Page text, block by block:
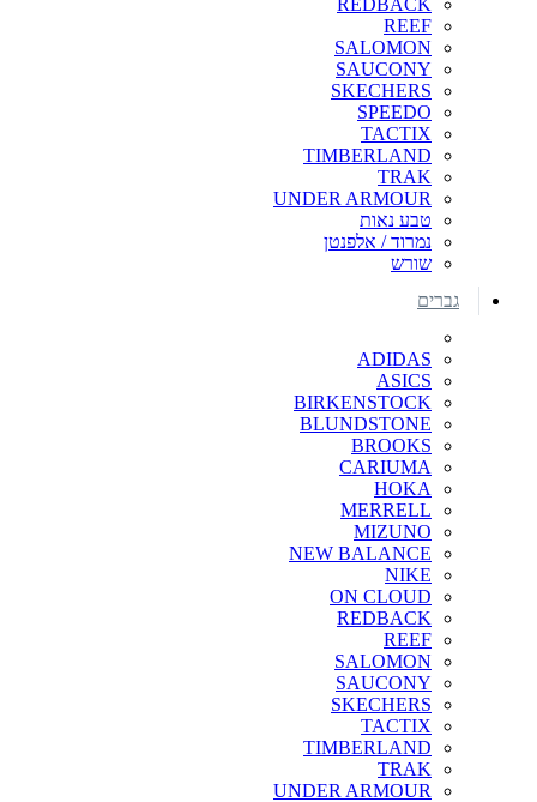
REEF
SALOMON
SAUCONY
SKECHERS
SPEEDO
TACTIX
TIMBERLAND
TRAK
UNDER ARMOUR
טבע נאות
נמרוד / אלפנטן
שורש
גברים
ADIDAS
ASICS
BIRKENSTOCK
BLUNDSTONE
BROOKS
CARIUMA
HOKA
MERRELL
MIZUNO
NEW BALANCE
NIKE
ON CLOUD
REDBACK
REEF
SALOMON
SAUCONY
SKECHERS
TACTIX
TIMBERLAND
TRAK
UNDER ARMOUR